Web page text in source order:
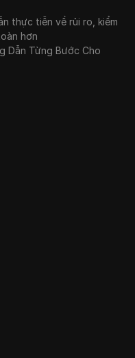
thực tiễn về rủi ro, kiểm
hơn
Dẫn Từng Bước Cho